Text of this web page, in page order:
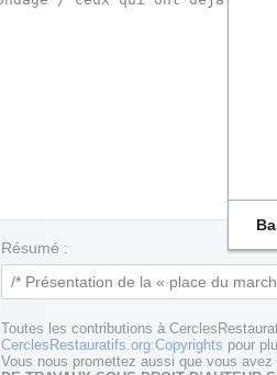
Résumé :
Toutes les contributions à
CerclesRestauratifs.org:Copyrights pour
Vous nous promettez aussi que vous avez